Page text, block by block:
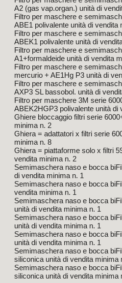
A2 (gas vap.organ.) unità di
Filtro per maschere e
ABE1 polivalente unità di vendita
Filtro per maschere e
ABEK1 polivalente unità di
Filtro per maschere e
A1+formaldeide unità di vendita
Filtro per maschere e
mercurio + AE1Hg P3 unità di
Filtro per maschere e
AXP3 SL bassobol. unità di
Filtro per maschere 3M serie
ABEK2HGP3 polivalente unità di
Ghiere bloccaggio filtri serie
minima n. 2
Ghiera = adattatori x filtri serie
minima n. 8
Ghiera = piattaforme solo x filtri
vendita minima n. 2
Semimaschera naso e bocca
di vendita minima n. 1
Semimaschera naso e bocca
vendita minima n. 1
Semimaschera naso e bocca
unità di vendita minima n. 1
Semimaschera naso e bocca
unità di vendita minima n. 1
Semimaschera naso e bocca
unità di vendita minima n. 1
Semimaschera naso e bocca
siliconica unità di vendita minima
Semimaschera naso e bocca
siliconica unità di vendita minima